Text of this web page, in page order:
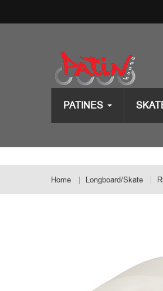
PATINES
Home Longboard/Skate